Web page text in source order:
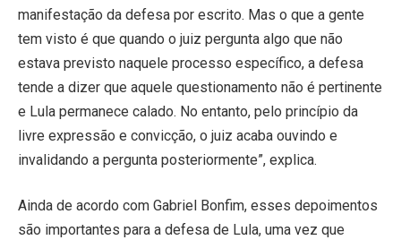
manifestação da defesa por escrito. Mas o que a gente
tem visto é que quando o juiz pergunta algo que não
estava previsto naquele processo específico, a defesa
tende a dizer que aquele questionamento não é pertinente
e Lula permanece calado. No entanto, pelo princípio da
livre expressão e convicção, o juiz acaba ouvindo e
invalidando a pergunta posteriormente”, explica.
Ainda de acordo com Gabriel Bonfim, esses depoimentos
são importantes para a defesa de Lula, uma vez que